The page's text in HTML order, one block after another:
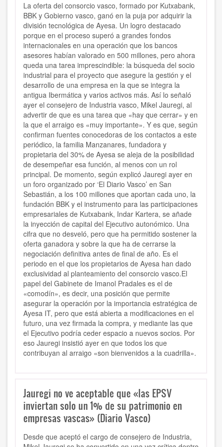
La oferta del consorcio vasco, formado por Kutxabank,
BBK y Gobierno vasco, ganó en la puja por adquirir la
división tecnológica de Ayesa. Un logro destacado
porque en el proceso superó a grandes fondos
internacionales en una operación que los bancos
asesores habían valorado en 500 millones, pero ahora
queda una tarea imprescindible: la búsqueda del socio
industrial para el proyecto que asegure la gestión y el
desarrollo de una empresa en la que se integra la
antigua Ibermática y varios activos más. Así lo señaló
ayer el consejero de Industria vasco, Mikel Jauregi, al
advertir de que es una tarea que «hay que cerrar» y en
la que el arraigo es «muy importante». Y es que, según
confirman fuentes conocedoras de los contactos a este
periódico, la familia Manzanares, fundadora y
propietaria del 30% de Ayesa se aleja de la posibilidad
de desempeñar esa función, al menos con un rol
principal. De momento, según explicó Jauregi ayer en
un foro organizado por ‘El Diario Vasco’ en San
Sebastián, a los 100 millones que aportan cada uno, la
fundación BBK y el instrumento para las participaciones
empresariales de Kutxabank, Indar Kartera, se añade
la inyección de capital del Ejecutivo autonómico. Una
cifra que no desveló, pero que ha permitido sostener la
oferta ganadora y sobre la que ha de cerrarse la
negociación definitiva antes de final de año. Es el
periodo en el que los propietarios de Ayesa han dado
exclusividad al planteamiento del consorcio vasco.El
papel del Gabinete de Imanol Pradales es el de
«comodín», es decir, una posición que permite
asegurar la operación por la importancia estratégica de
Ayesa IT, pero que está abierta a modificaciones en el
futuro, una vez firmada la compra, y mediante las que
el Ejecutivo podría ceder espacio a nuevos socios. Por
eso Jauregi insistió ayer en que todos los que
contribuyan al arraigo «son bienvenidos a la cuadrilla».
Jauregi no ve aceptable que «las EPSV
inviertan solo un 1% de su patrimonio en
empresas vascas» (Diario Vasco)
Desde que aceptó el cargo de consejero de Industria,